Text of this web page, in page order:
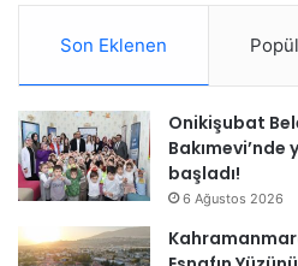
Son Eklenen
Onikişubat
Bakımevi’nde
başladı!
6 Ağustos 2026